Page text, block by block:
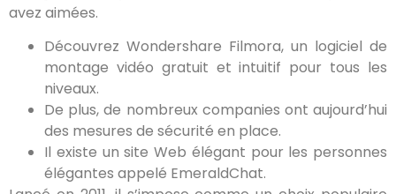
avez aimées.
Découvrez Wondershare Filmora, un logiciel de
montage vidéo gratuit et intuitif pour tous les
niveaux.
De plus, de nombreux companies ont aujourd’hui
des mesures de sécurité en place.
Il existe un site Web élégant pour les personnes
élégantes appelé EmeraldChat.